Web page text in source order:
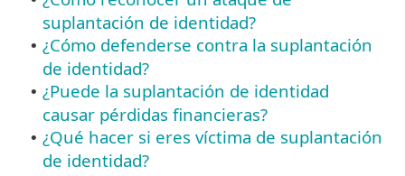
suplantación de identidad?
• ¿Cómo defenderse contra la suplantación
de identidad?
• ¿Puede la suplantación de identidad
causar pérdidas financieras?
• ¿Qué hacer si eres víctima de suplantación
de identidad?